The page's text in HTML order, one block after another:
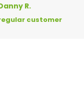
R.
customer